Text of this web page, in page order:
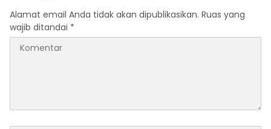
Alamat email Anda tidak akan dipublikasikan. Ruas yang
wajib ditandai *